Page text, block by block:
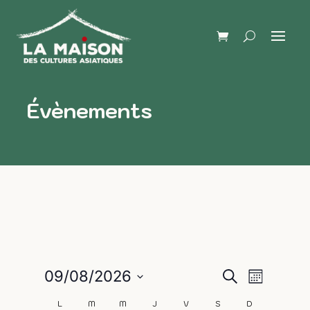
Évènements
et
Recherche
Mois
09/08/2026
L M M J V S D